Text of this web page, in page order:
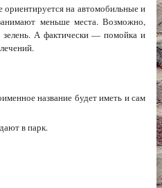
на автомобильные и
меньше места. Возможно,
А фактически — помойка и
название будет иметь и сам
в парк.